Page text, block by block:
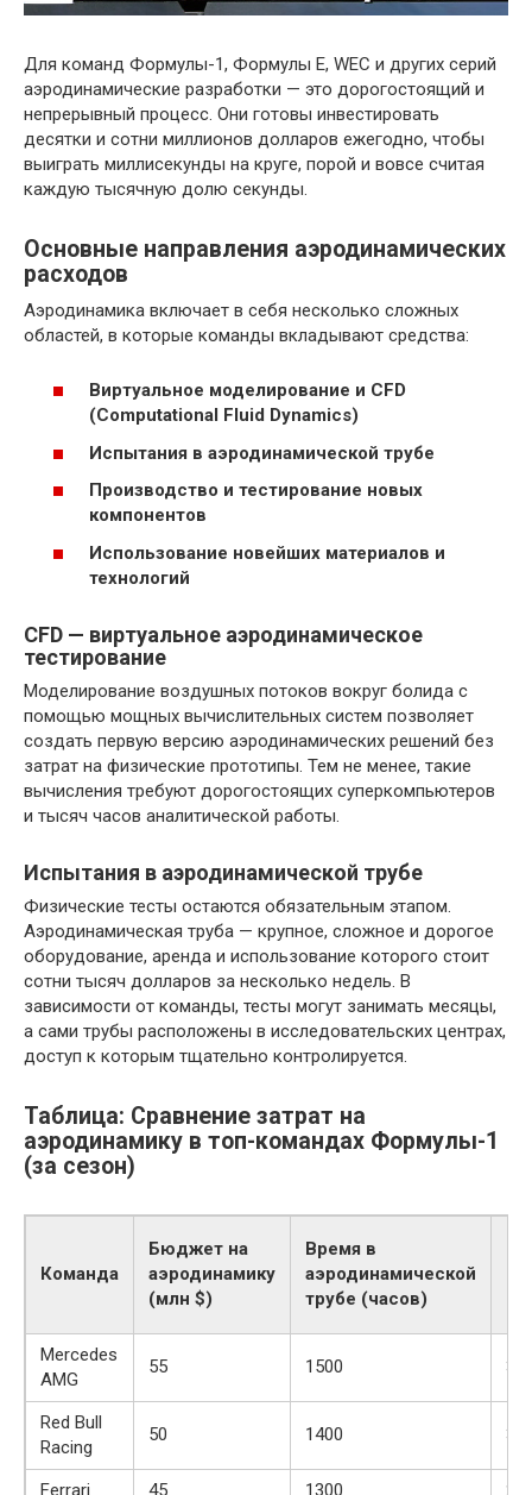
Для команд Формулы-1, Формулы E, WEC и других серий
аэродинамические разработки — это дорогостоящий и
непрерывный процесс. Они готовы инвестировать
десятки и сотни миллионов долларов ежегодно, чтобы
выиграть миллисекунды на круге, порой и вовсе считая
каждую тысячную долю секунды.
Основные направления аэродинамических
расходов
Аэродинамика включает в себя несколько сложных
областей, в которые команды вкладывают средства:
Виртуальное моделирование и CFD
(Computational Fluid Dynamics)
Испытания в аэродинамической трубе
Производство и тестирование новых
компонентов
Использование новейших материалов и
технологий
CFD — виртуальное аэродинамическое
тестирование
Моделирование воздушных потоков вокруг болида с
помощью мощных вычислительных систем позволяет
создать первую версию аэродинамических решений без
затрат на физические прототипы. Тем не менее, такие
вычисления требуют дорогостоящих суперкомпьютеров
и тысяч часов аналитической работы.
Испытания в аэродинамической трубе
Физические тесты остаются обязательным этапом.
Аэродинамическая труба — крупное, сложное и дорогое
оборудование, аренда и использование которого стоит
сотни тысяч долларов за несколько недель. В
зависимости от команды, тесты могут занимать месяцы,
а сами трубы расположены в исследовательских центрах,
доступ к которым тщательно контролируется.
Таблица: Сравнение затрат на
аэродинамику в топ-командах Формулы-1
(за сезон)
Команда
Бюджет на
аэродинамику
(млн $)
Время в
аэродинамической
трубе (часов)
Mercedes
AMG
55 1500
Red Bull
Racing
50 1400
Ferrari 45 1300